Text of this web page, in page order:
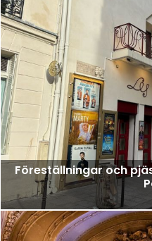
Föreställningar och